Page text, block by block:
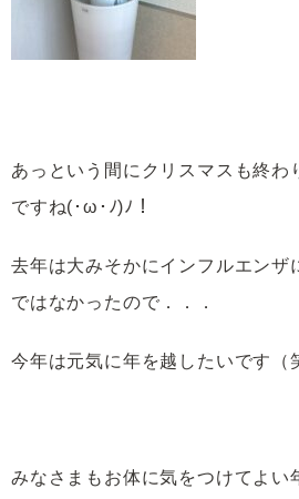
あっという間にクリスマスも終わ
ですね(･ω･ﾉ)ﾉ！
去年は大みそかにインフルエンザ
ではなかったので．．．
今年は元気に年を越したいです（
みなさまもお体に気をつけてよい